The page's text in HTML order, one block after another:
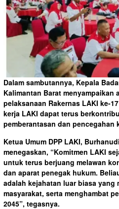
Dalam sambutannya, Kepala
Kalimantan Barat menyampaikan
pelaksanaan Rakernas LAKI ke-
kerja LAKI dapat terus
pemberantasan dan pencegahan
Ketua Umum DPP LAKI,
menegaskan, “Komitmen LAKI
untuk terus berjuang melawan
dan aparat penegak hukum.
adalah kejahatan luar biasa yang
masyarakat, serta menghambat
2045”, tegasnya.